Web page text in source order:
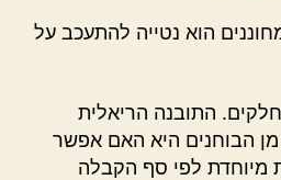
הוא נטייה להתעכב על
התובנה הריאלית
הבוחנים היא האם אפשר
מיוחדת לפי סף הקבלה